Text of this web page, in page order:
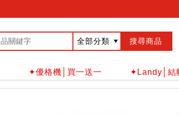
✦優格機│買一送一 ✦Landy│結